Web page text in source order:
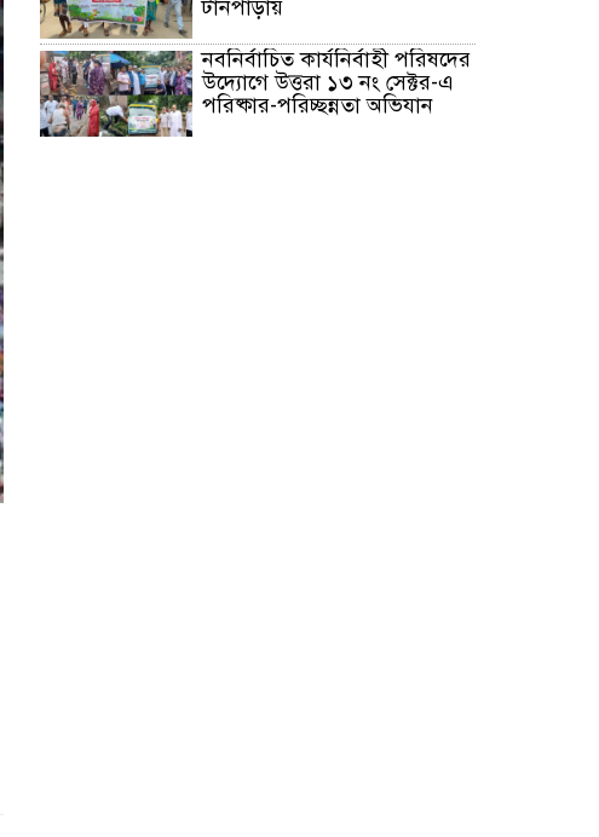
টানপাড়ায়
নবনির্বাচিত কার্যনির্বাহী পরিষদের
উদ্যোগে উত্তরা ১৩ নং সেক্টর-এ
পরিষ্কার-পরিচ্ছন্নতা অভিযান